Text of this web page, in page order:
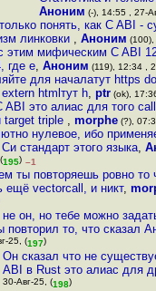
Аноним (-), 14:55 , 27-
понять, как C ABI -
линковки ,Аноним (100),
этим мифическим C ABI
где е,Аноним (119), 12:34 ,
для началатут https
htmlтут h, ptr(ok),
ABI это алиас для того
target triple , morphe(?),
нулевое, ибо
стандарт этого языка,
195) –1
ты повторяешь ровно то
ещё vectorcall, и никт,
он, но тебе можно
повторил то, что сказал
25, (197)
Он сказал что не
ABI в Rust это алиас для
30-Авг-25, (198)